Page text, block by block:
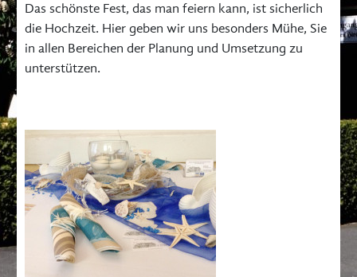
Das schönste Fest, das man feiern kann, ist sicherlich
die Hochzeit. Hier geben wir uns besonders Mühe, Sie
in allen Bereichen der Planung und Umsetzung zu
unterstützen.